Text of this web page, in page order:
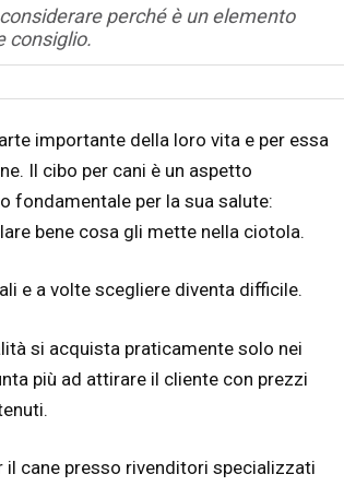
perché è un elemento
consiglio.
importante della loro vita e per essa
Il cibo per cani è un aspetto
fondamentale per la sua salute:
bene cosa gli mette nella ciotola.
e a volte scegliere diventa difficile.
si acquista praticamente solo nei
più ad attirare il cliente con prezzi
il cane presso rivenditori specializzati